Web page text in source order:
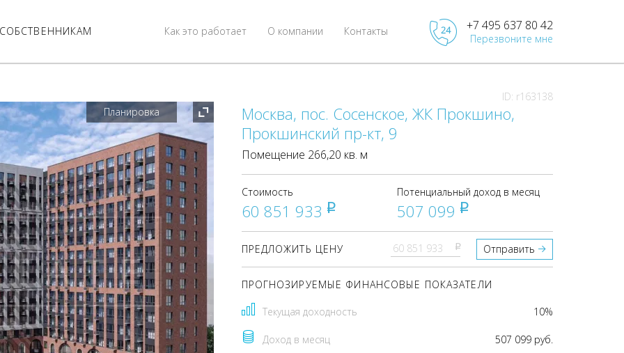
Контакты
О компании
Как это работает +7 495 637 80 42
Перезвоните мне
ID: r163138
Планировка
Москва, пос. Сосенское, ЖК Прокшино,
Прокшинский пр-кт, 9
Помещение 266,20 кв. м
Стоимость
60 851 933 pуб
Потенциальный доход в месяц
507 099 pуб
ПРЕДЛОЖИТЬ ЦЕНУ pуб Отправить
ПРОГНОЗИРУЕМЫЕ ФИНАНСОВЫЕ ПОКАЗАТЕЛИ
Текущая доходность 10%
Доход в месяц 507 099 руб.